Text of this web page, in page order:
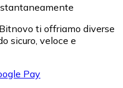
ti offriamo diverse
sicuro, veloce e
Pay